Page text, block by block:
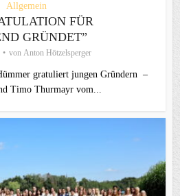
Allgemein
FÜR
GRÜNDET”
von Anton Hötzelsperger
gratuliert jungen Gründern –
Timo Thurmayr vom...